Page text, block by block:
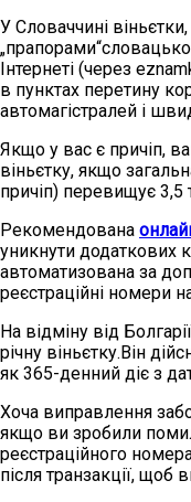
У Словаччині
Інтернеті (через
в пунктах перетину
автомагістралей і
Якщо у вас є причіп,
віньєтку, якщо
причіп) перевищує 3,5
Рекомендована
уникнути додаткових
автоматизована за
реєстраційні номери
На відміну від
річну віньєтку.Він
як 365-денний діє з
Хоча виправлення
якщо ви зробили
реєстраційного
після транзакції, щоб